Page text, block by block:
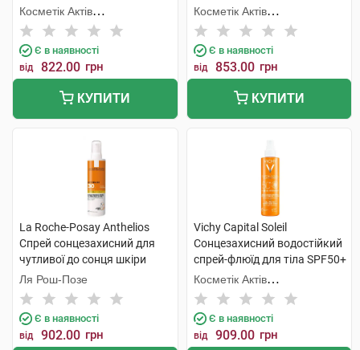
обличчя та тіла дітей та
дорослих SPF50+ 150 мл 1
туба
Косметік Актів
Інтернаціональ
Є в наявності
від 822.00 грн
КУПИТИ
флакон
Косметік Актів
Інтернаціональ
Є в наявності
від 853.00 грн
КУПИТИ
La Roche-Posay Anthelios
Спрей сонцезахисний для
чутливої до сонця шкіри
обличчя та тіла SPF30 200
мл 1 флакон
Ля Рош-Позе
Є в наявності
від 902.00 грн
Vichy Capital Soleil
Сонцезахисний водостійкий
спрей-флюїд для тіла SPF50+
200 мл 1 флакон
Косметік Актів
Інтернаціональ
Є в наявності
від 909.00 грн